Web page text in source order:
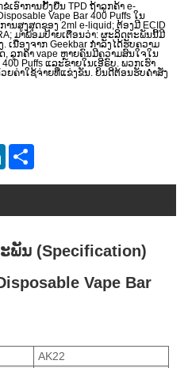
ອົາການຢັ້ງຢືນ TPD ຖ້າລູກຄ້າ e-
Vape Bar 400 Puffs ໃນ
ນສູງສຸດຂອງ 2ml e-liquid; ຕ້ອງມີ ECID
ມາພ້ອມປ້າຍເຕືອນວ່າ: ຜະລິດຕະພັນນີ້ມີ
ເນື່ອງຈາກ Geekbar ກໍາລັງໄດ້ຮັບຄວາມ
, ລູກຄ້າ vape ຫຼາຍຄົນມີຄວາມສົນໃຈໃນ
Puffs ແລະຂາຍໃນເອີຣົບ. ພວກເຮົາ
ຄ່າໃຊ້ຈ່າຍທີ່ແຂ່ງຂັນ. ຍິນດີຕ້ອນຮັບຄໍາສັ່ງ
LinkedIn
ພັນ (Specification)
Vape Bar
AK22